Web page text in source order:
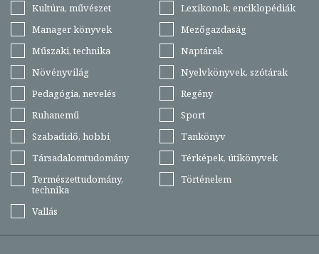
Kultúra, művészet
Lexikonok, enciklopédiák
Manager könyvek
Mezőgazdaság
Műszaki, technika
Naptárak
Növényvilág
Nyelvkönyvek, szótárak
Pedagógia, nevelés
Regény
Ruhanemű
Sport
Szabadidő, hobbi
Tankönyv
Társadalomtudomány
Térképek, útikönyvek
Természettudomány,
technika
Történelem
Vallás